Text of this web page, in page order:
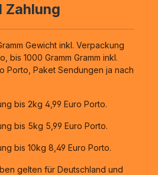
Zahlung
Gewicht inkl. Verpackung
bis 1000 Gramm Gramm inkl.
Porto, Paket Sendungen ja nach
bis 2kg 4,99 Euro Porto.
bis 5kg 5,99 Euro Porto.
bis 10kg 8,49 Euro Porto.
gelten für Deutschland und